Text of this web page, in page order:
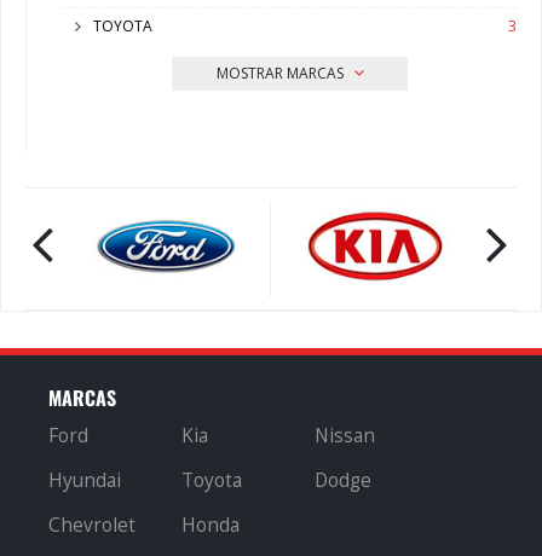
TOYOTA
3
MOSTRAR MARCAS
MARCAS
Ford Kia
Nissan
Hyundai
Toyota
Dodge
Chevrolet
Honda